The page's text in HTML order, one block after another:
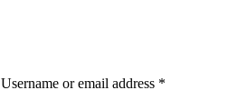
Username or email address *